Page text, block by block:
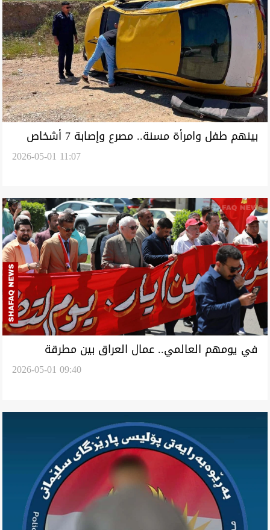
بينهم طفل وامرأة مسنة.. مصرع وإصابة 7 أشخاص
2026-05-01 11:07
في يومهم العالمي.. عمال العراق بين مطرقة
"الانتهاكات" وسندان "المطالب المؤجلة"2026-05-01 09:40